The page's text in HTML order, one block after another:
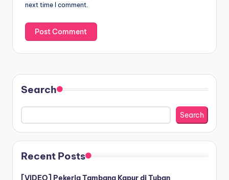
next time I comment.
Search
Search
Recent Posts
[VIDEO] Pekerja Tambang Kapur di Tuban